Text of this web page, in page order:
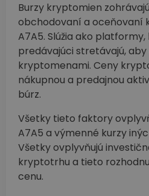
Burzy kryptomien
obchodovaní a oceňovaní
A7A5. Slúžia ako platformy,
predávajúci stretávajú,
kryptomenami. Ceny
nákupnou a predajnou
búrz.
Všetky tieto faktory
A7A5 a výmenné kurzy
Všetky ovplyvňujú
kryptotrhu a tieto
cenu.